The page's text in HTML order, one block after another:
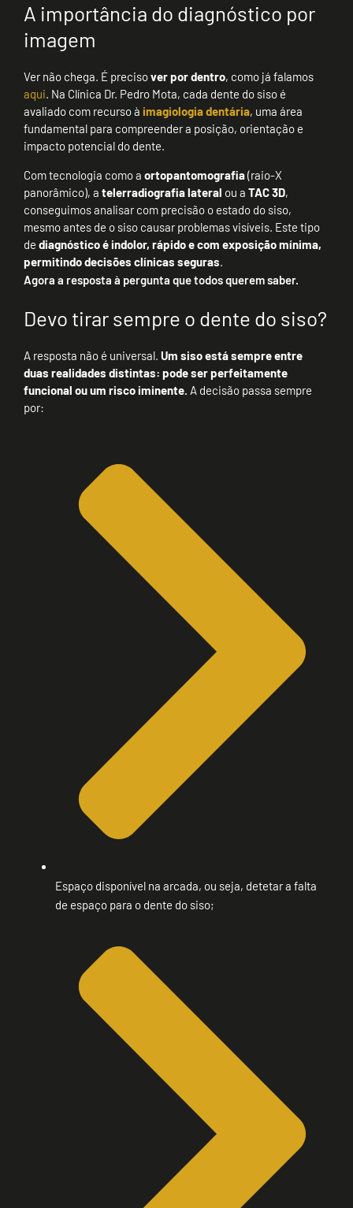
A importância do diagnóstico por
imagem
Ver não chega. É precisover por dentro, como já falamos
aqui. Na Clínica Dr. Pedro Mota, cada dente do siso é
avaliado com recurso à imagiologia dentária, uma área
fundamental para compreender a posição, orientação e
impacto potencial do dente.
Com tecnologia como a ortopantomografia(raio-X
panorâmico), a telerradiografia lateral ou a TAC 3D,
conseguimos analisar com precisão o estado do siso,
mesmo antes de o siso causar problemas visíveis. Este tipo
de diagnóstico é indolor, rápido e com exposição mínima,
permitindo decisões clínicas seguras.
Agora a resposta à pergunta que todos querem saber.
Devo tirar sempre o dente do siso?
A resposta não é universal. Um siso está sempre entre
duas realidades distintas: pode ser perfeitamente
funcional ou um risco iminente. A decisão passa sempre
por:
Espaço disponível na arcada, ou seja, detetar a falta
de espaço para o dente do siso;